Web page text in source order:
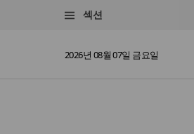
섹션
2026년 08월 07일 금요일